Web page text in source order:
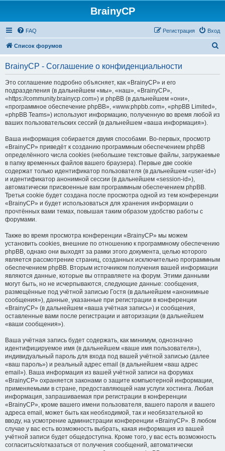
BrainyCP
FAQ Вход
Регистрация
Список форумов
BrainyCP - Соглашение о конфиденциальности
Это соглашение подробно объясняет, как «BrainyCP» и его
подразделения (в дальнейшем «мы», «наш», «BrainyCP»,
«https://community.brainycp.com») и phpBB (в дальнейшем «они»,
«программное обеспечение phpBB», «www.phpbb.com», «phpBB Limited»,
«phpBB Teams») используют информацию, полученную во время любой из
ваших пользовательских сессий (в дальнейшем «ваша информация»).
Ваша информация собирается двумя способами. Во-первых, просмотр
«BrainyCP» приведёт к созданию программным обеспечением phpBB
определённого числа cookies (небольшие текстовые файлы, загружаемые
в папку временных файлов вашего браузера). Первые две cookie
содержат только идентификатор пользователя (в дальнейшем «user-id»)
и идентификатор анонимной сессии (в дальнейшем «session-id»),
автоматически присвоенные вам программным обеспечением phpBB.
Третья cookie будет создана после просмотра одной из тем конференции
«BrainyCP» и будет использоваться для хранения информации о
прочтённых вами темах, повышая таким образом удобство работы с
форумами.
Также во время просмотра конференции «BrainyCP» мы можем
установить cookies, внешние по отношению к программному обеспечению
phpBB, однако они выходят за рамки этого документа, целью которого
является рассмотрение страниц, созданных исключительно программным
обеспечением phpBB. Вторым источником получения вашей информации
являются данные, которые вы отправляете на форум. Этими данными
могут быть, но не исчерпываются, следующие данные: сообщения,
размещённые под учётной записью Гостя (в дальнейшем «анонимные
сообщения»), данные, указанные при регистрации в конференции
«BrainyCP» (в дальнейшем «ваша учётная запись») и сообщения,
оставленные вами после регистрации и авторизации (в дальнейшем
«ваши сообщения»).
Ваша учётная запись будет содержать, как минимум, однозначно
идентифицируемое имя (в дальнейшем «ваше имя пользователя»),
индивидуальный пароль для входа под вашей учётной записью (далее
«ваш пароль») и реальный адрес email (в дальнейшем «ваш адрес
email»). Ваша информация из вашей учётной записи на форумах
«BrainyCP» охраняется законами о защите компьютерной информации,
применяемыми в стране, предоставляющей нам услуги хостинга. Любая
информация, запрашиваемая при регистрации в конференции
«BrainyCP», кроме вашего имени пользователя, вашего пароля и вашего
адреса email, может быть как необходимой, так и необязательной ко
вводу, на усмотрение администрации конференции «BrainyCP». В любом
случае у вас есть возможность выбрать, какая информация из вашей
учётной записи будет общедоступна. Кроме того, у вас есть возможность
согласиться/отказаться от получения сообщений, автоматически